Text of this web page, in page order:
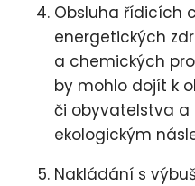
Obsluha řídicích
energetických
a chemických
by mohlo dojít k
či obyvatelstva a
ekologickým
Nakládání s